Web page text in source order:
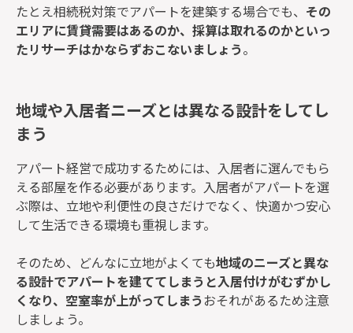
たとえ相続税対策でアパートを建築する場合でも、 その
エリアに賃貸需要はあるのか、採算は取れるのかといっ
たリサーチはかならずおこないましょう。
地域や入居者ニーズとは異なる設計をしてし
まう
アパート経営で成功するためには、入居者に選んでもら
える部屋を作る必要があります。入居者がアパートを選
ぶ際は、立地や利便性の良さだけでなく、快適かつ安心
して生活できる環境も重視します。
そのため、どんなに立地がよくても地域のニーズと異な
る設計でアパートを建ててしまうと入居付けがむずかし
くなり、空室率が上がってしまうおそれがあるため注意
しましょう。